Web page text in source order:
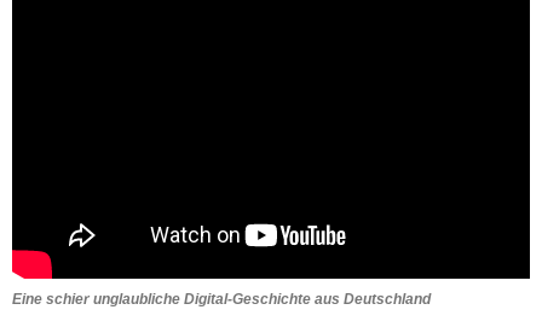
Eine schier unglaubliche Digital-Geschichte aus Deutschland